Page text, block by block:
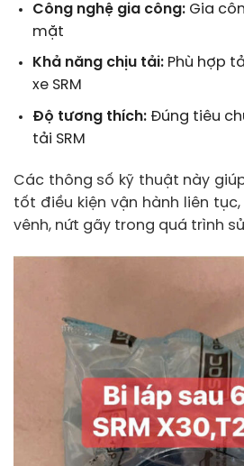
Công nghệ gia công:Gia
mặt
Khả năng chịu tải:Phù hợp
xe SRM
Độ tương thích:Đúng tiêu
tải SRM
Các thông số kỹ thuật này
tốt điều kiện vận hành liên
vênh, nứt gãy trong quá trình